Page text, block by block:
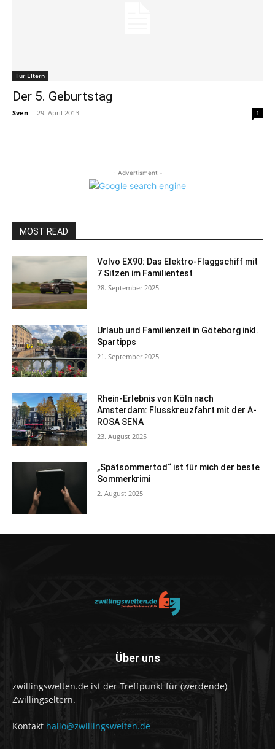
Für Eltern
Der 5. Geburtstag
Sven - 29. April 2013 1
- Advertisment -
MOST READ
Volvo EX90: Das Elektro-Flaggschiff mit
7 Sitzen im Familientest
28. September 2025
Urlaub und Familienzeit in Göteborg inkl.
Spartipps
21. September 2025
Rhein-Erlebnis von Köln nach
Amsterdam: Flusskreuzfahrt mit der A-
ROSA SENA
23. August 2025
„Spätsommertod“ ist für mich der beste
Sommerkrimi
2. August 2025
Über uns
zwillingswelten.de ist der Treffpunkt für (werdende)
Zwillingseltern.
Kontakt hallo@zwillingswelten.de